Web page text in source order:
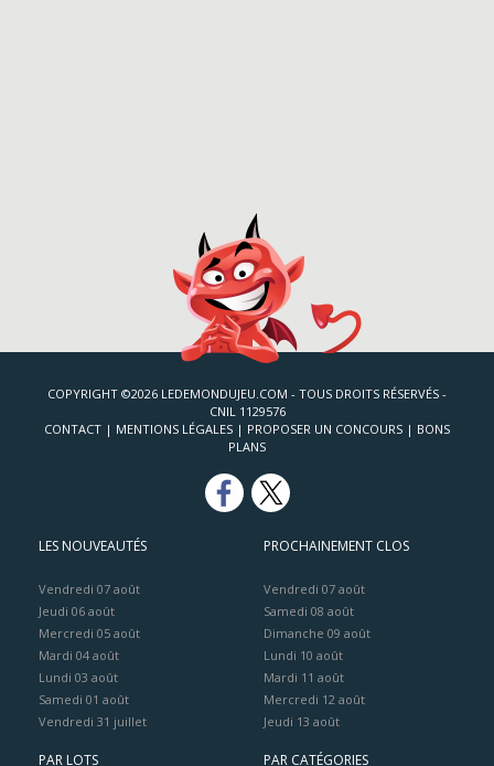
COPYRIGHT ©2026 LEDEMONDUJEU.COM - TOUS DROITS RÉSERVÉS -
CNIL 1129576
CONTACT | MENTIONS LÉGALES | PROPOSER UN CONCOURS | BONS
PLANS
LES NOUVEAUTÉS
Vendredi 07 août
Jeudi 06 août
Mercredi 05 août
Mardi 04 août
Lundi 03 août
Samedi 01 août
Vendredi 31 juillet
PROCHAINEMENT CLOS
Vendredi 07 août
Samedi 08 août
Dimanche 09 août
Lundi 10 août
Mardi 11 août
Mercredi 12 août
Jeudi 13 août
PAR LOTS PAR CATÉGORIES